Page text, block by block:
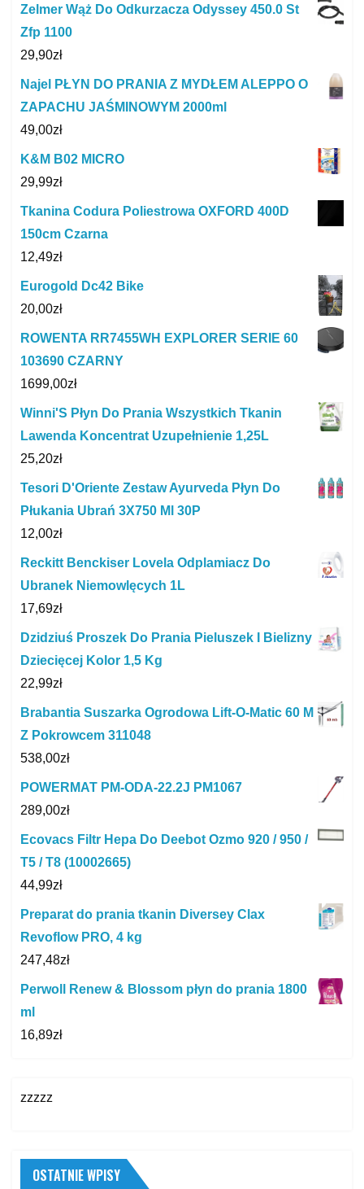
Zelmer Wąż Do Odkurzacza Odyssey 450.0 St
Zfp 1100
29,90zł
Najel PŁYN DO PRANIA Z MYDŁEM ALEPPO O
ZAPACHU JAŚMINOWYM 2000ml
49,00zł
K&M B02 MICRO
29,99zł
Tkanina Codura Poliestrowa OXFORD 400D
150cm Czarna
12,49zł
Eurogold Dc42 Bike
20,00zł
ROWENTA RR7455WH EXPLORER SERIE 60
103690 CZARNY
1699,00zł
Winni'S Płyn Do Prania Wszystkich Tkanin
Lawenda Koncentrat Uzupełnienie 1,25L
25,20zł
Tesori D'Oriente Zestaw Ayurveda Płyn Do
Płukania Ubrań 3X750 Ml 30P
12,00zł
Reckitt Benckiser Lovela Odplamiacz Do
Ubranek Niemowlęcych 1L
17,69zł
Dzidziuś Proszek Do Prania Pieluszek I Bielizny
Dziecięcej Kolor 1,5 Kg
22,99zł
Brabantia Suszarka Ogrodowa Lift-O-Matic 60 M
Z Pokrowcem 311048
538,00zł
POWERMAT PM-ODA-22.2J PM1067
289,00zł
Ecovacs Filtr Hepa Do Deebot Ozmo 920 / 950 /
T5 / T8 (10002665)
44,99zł
Preparat do prania tkanin Diversey Clax
Revoflow PRO, 4 kg
247,48zł
Perwoll Renew & Blossom płyn do prania 1800
ml
16,89zł
zzzzz
OSTATNIE WPISY